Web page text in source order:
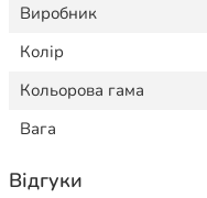
Виробник
Колір
Кольорова гама
Вага
Відгуки